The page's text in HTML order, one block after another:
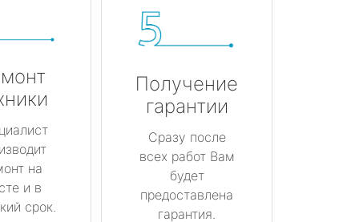
на
и в
срок.
Получение
гарантии
Сразу после
всех работ Вам
будет
предоставлена
гарантия.